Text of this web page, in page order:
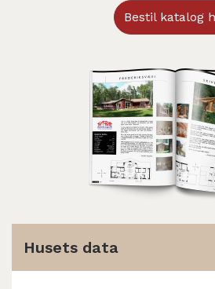
Bestil katalog
Husets data